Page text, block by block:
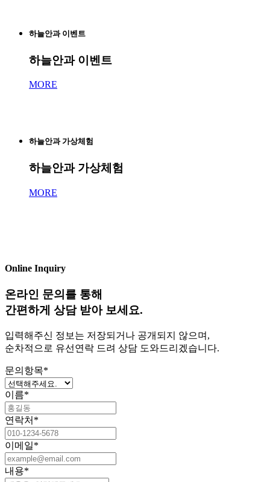
하늘안과 이벤트
하늘안과 이벤트
MORE
하늘안과 가상체험
하늘안과 가상체험
MORE
Online Inquiry
온라인 문의를 통해
간편하게 상담 받아 보세요.
입력해주신 정보는 저장되거나 공개되지 않으며,
순차적으로 유선연락 드려 상담 도와드리겠습니다.
문의항목*
이름*
연락처 *
이메일*
내용*